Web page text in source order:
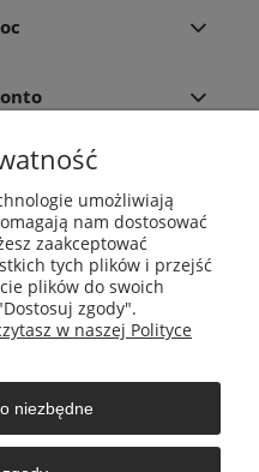
Aga Pułapki | Wacława
umożliwiają
nam dostosować
zaakceptować
tych plików i przejść
plików do swoich
zgody".
w naszej Polityce
niezbędne